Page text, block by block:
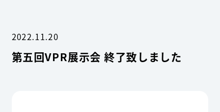
2022.11.20
第五回VPR展示会 終了致しました